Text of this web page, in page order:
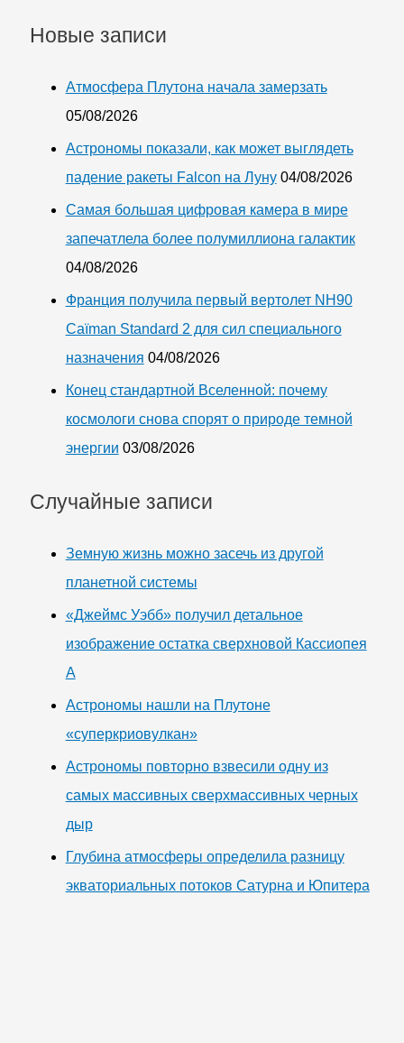
Новые записи
Атмосфера Плутона начала замерзать
05/08/2026
Астрономы показали, как может выглядеть
падение ракеты Falcon на Луну 04/08/2026
Самая большая цифровая камера в мире
запечатлела более полумиллиона галактик
04/08/2026
Франция получила первый вертолет NH90
Caïman Standard 2 для сил специального
назначения 04/08/2026
Конец стандартной Вселенной: почему
космологи снова спорят о природе темной
энергии 03/08/2026
Случайные записи
Земную жизнь можно засечь из другой
планетной системы
«Джеймс Уэбб» получил детальное
изображение остатка сверхновой Кассиопея
А
Астрономы нашли на Плутоне
«суперкриовулкан»
Астрономы повторно взвесили одну из
самых массивных сверхмассивных черных
дыр
Глубина атмосферы определила разницу
экваториальных потоков Сатурна и Юпитера